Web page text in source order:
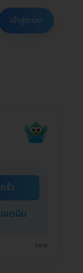
เข้าสู่ระบบ
ร้า
อดมิน
ขยาย